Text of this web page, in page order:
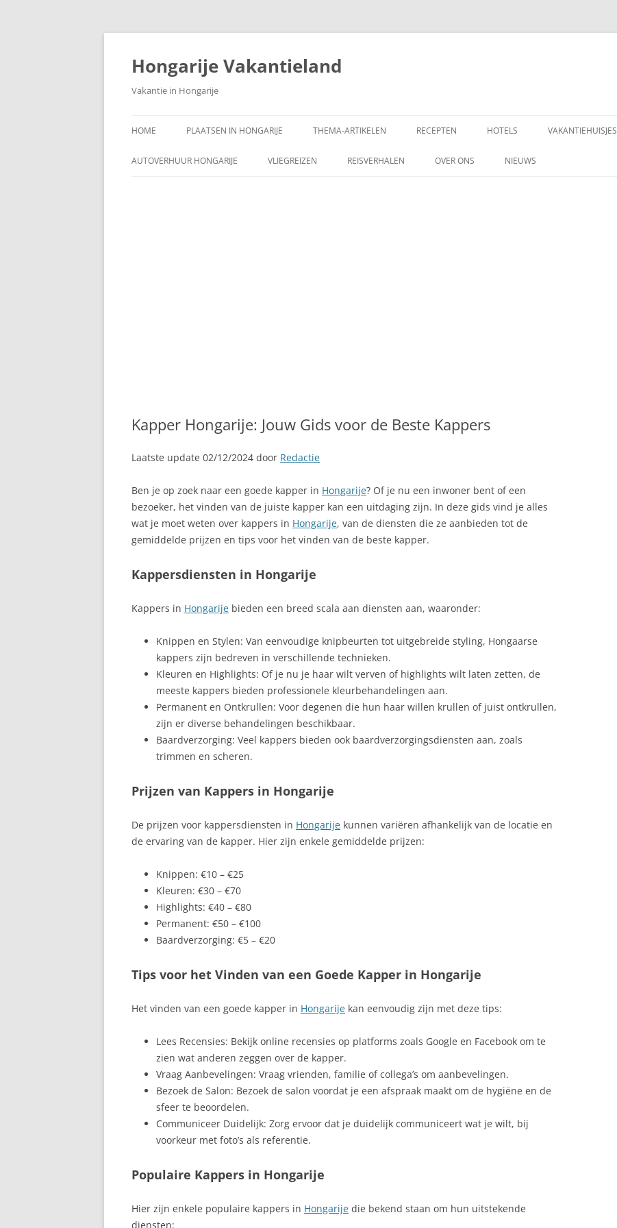
Ga
inhoud
Hongarije Vakantieland
Vakantie in Hongarije
HOME PLAATSEN IN HONGARIJE THEMA-ARTIKELEN RECEPTEN HOTELS VAKANTIEHUISJES
AUTOVERHUUR HONGARIJE VLIEGREIZEN REISVERHALEN OVER ONS NIEUWS
Kapper Hongarije: Jouw Gids voor de Beste Kappers
Laatste update 02/12/2024 door Redactie
Ben je op zoek naar een goede kapper in Hongarije? Of je nu een inwoner bent of een
bezoeker, het vinden van de juiste kapper kan een uitdaging zijn. In deze gids vind je alles
wat je moet weten over kappers in Hongarije, van de diensten die ze aanbieden tot de
gemiddelde prijzen en tips voor het vinden van de beste kapper.
Kappersdiensten in Hongarije
Kappers in Hongarije bieden een breed scala aan diensten aan, waaronder:
Knippen en Stylen: Van eenvoudige knipbeurten tot uitgebreide styling, Hongaarse
kappers zijn bedreven in verschillende technieken.
Kleuren en Highlights: Of je nu je haar wilt verven of highlights wilt laten zetten, de
meeste kappers bieden professionele kleurbehandelingen aan.
Permanent en Ontkrullen: Voor degenen die hun haar willen krullen of juist ontkrullen,
zijn er diverse behandelingen beschikbaar.
Baardverzorging: Veel kappers bieden ook baardverzorgingsdiensten aan, zoals
trimmen en scheren.
Prijzen van Kappers in Hongarije
De prijzen voor kappersdiensten in Hongarije kunnen variëren afhankelijk van de locatie en
de ervaring van de kapper. Hier zijn enkele gemiddelde prijzen:
Knippen: €10 – €25
Kleuren: €30 – €70
Highlights: €40 – €80
Permanent: €50 – €100
Baardverzorging: €5 – €20
Tips voor het Vinden van een Goede Kapper in Hongarije
Het vinden van een goede kapper in Hongarije kan eenvoudig zijn met deze tips:
Lees Recensies: Bekijk online recensies op platforms zoals Google en Facebook om te
zien wat anderen zeggen over de kapper.
Vraag Aanbevelingen: Vraag vrienden, familie of collega’s om aanbevelingen.
Bezoek de Salon: Bezoek de salon voordat je een afspraak maakt om de hygiëne en de
sfeer te beoordelen.
Communiceer Duidelijk: Zorg ervoor dat je duidelijk communiceert wat je wilt, bij
voorkeur met foto’s als referentie.
Populaire Kappers in Hongarije
Hier zijn enkele populaire kappers in Hongarije die bekend staan om hun uitstekende
diensten: